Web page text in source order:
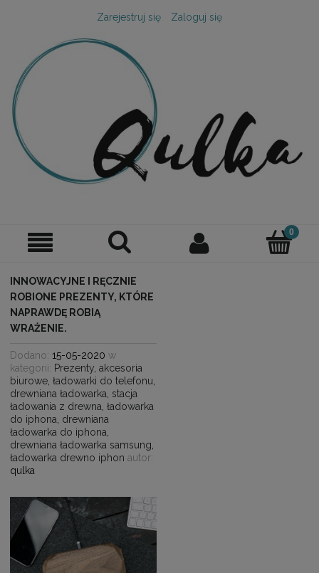
Zarejestruj się Zaloguj się
INNOWACYJNE I RĘCZNIE
ROBIONE PREZENTY, KTÓRE
NAPRAWDĘ ROBIĄ
WRAŻENIE.
Dodano:15-05-2020 w
kategorii: Prezenty ,akcesoria
biurowe ,ładowarki do telefonu
drewniana ładowarka ,stacja
ładowania z drewna ,ładowarka
do iphona drewniana
ładowarka do iphona
drewniana ładowarka samsung
ładowarka drewno iphon autor:
qulka